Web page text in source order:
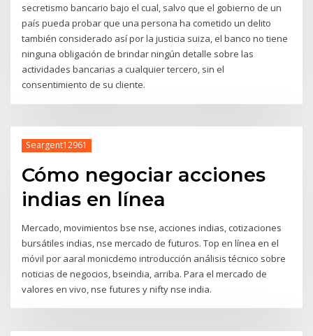
secretismo bancario bajo el cual, salvo que el gobierno de un
país pueda probar que una persona ha cometido un delito
también considerado así por la justicia suiza, el banco no tiene
ninguna obligación de brindar ningún detalle sobre las
actividades bancarias a cualquier tercero, sin el
consentimiento de su cliente.
Seargent12961
Cómo negociar acciones
indias en línea
Mercado, movimientos bse nse, acciones indias, cotizaciones
bursátiles indias, nse mercado de futuros. Top en línea en el
móvil por aaral monicdemo introducción análisis técnico sobre
noticias de negocios, bseindia, arriba. Para el mercado de
valores en vivo, nse futures y nifty nse india.